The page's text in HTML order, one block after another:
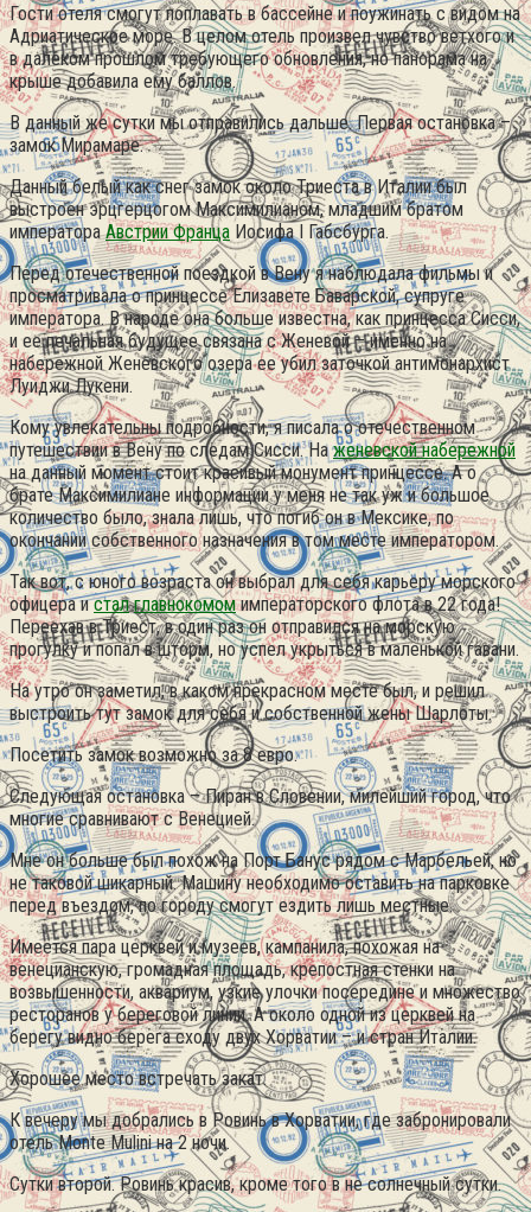
Гости отеля смогут поплавать в бассейне и поужинать с видом на
Адриатическое море. В целом отель произвел чувство ветхого и
в далеком прошлом требующего обновления, но панорама на
крыше добавила ему баллов.
В данный же сутки мы отправились дальше. Первая остановка –
замок Мирамаре.
Данный белый как снег замок около Триеста в Италии был
выстроен эрцгерцогом Максимилианом, младшим братом
императораАвстрии Франца Иосифа I Габсбурга.
Перед отечественной поездкой в Вену я наблюдала фильмы и
просматривала о принцессе Елизавете Баварской, супруге
императора. В народе она больше известна, как принцесса Сисси,
и ее печальная будущее связана с Женевой – именно на
набережной Женевского озера ее убил заточкой антимонархист
Луиджи Лукени.
Кому увлекательны подробности, я писала о отечественном
путешествии в Вену по следам Сисси. Наженевской набережной
на данный момент стоит красивый монумент принцессе. А о
брате Максимилиане информации у меня не так уж и большое
количество было, знала лишь, что погиб он в Мексике, по
окончании собственного назначения в том месте императором.
Так вот, с юного возраста он выбрал для себя карьеру морского
офицера истал главнокомомимператорского флота в 22 года!
Переехав в Триест, в один раз он отправился на морскую
прогулку и попал в шторм, но успел укрыться в маленькой гавани.
На утро он заметил, в каком прекрасном месте был, и решил
выстроить тут замок для себя и собственной жены Шарлоты.
Посетить замок возможно за 8 евро.
Следующая остановка – Пиран в Словении, милейший город, что
многие сравнивают с Венецией.
Мне он больше был похож на Порт Банус рядом с Марбельей, но
не таковой шикарный. Машину необходимо оставить на парковке
перед въездом, по городу смогут ездить лишь местные.
Имеется пара церквей и музеев, кампанила, похожая на
венецианскую, громадная площадь, крепостная стенки на
возвышенности, аквариум, узкие улочки посередине и множество
ресторанов у береговой линии. А около одной из церквей на
берегу видно берега сходу двух Хорватии – и стран Италии.
Хорошее место встречать закат.
К вечеру мы добрались в Ровинь в Хорватии, где забронировали
отель Monte Mulini на 2 ночи.
Сутки второй. Ровинь красив, кроме того в не солнечный сутки.